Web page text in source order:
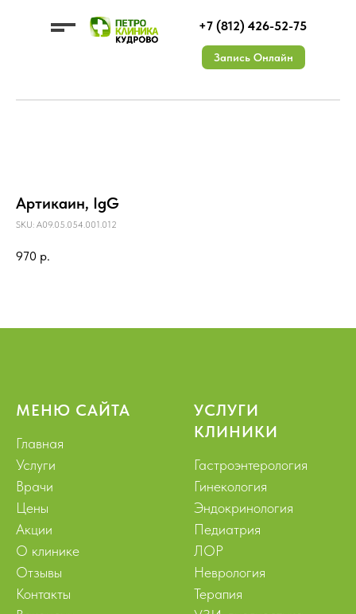
+7 (812) 426-52-75
Запись Онлайн
ДМС
Артикаин, IgG
SKU: A09.05.054.001.012
970 р.
МЕНЮ САЙТА
Главная
Услуги
Врачи
Цены
Акции
О клинике
Отзывы
Контакты
УСЛУГИ
КЛИНИКИ
Гастроэнтерология
Гинекология
Эндокринология
Педиатрия
ЛОР
Неврология
Терапия